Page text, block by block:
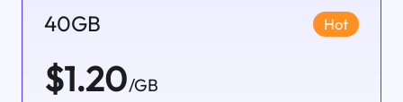
40GB Hot
$1.20/GB